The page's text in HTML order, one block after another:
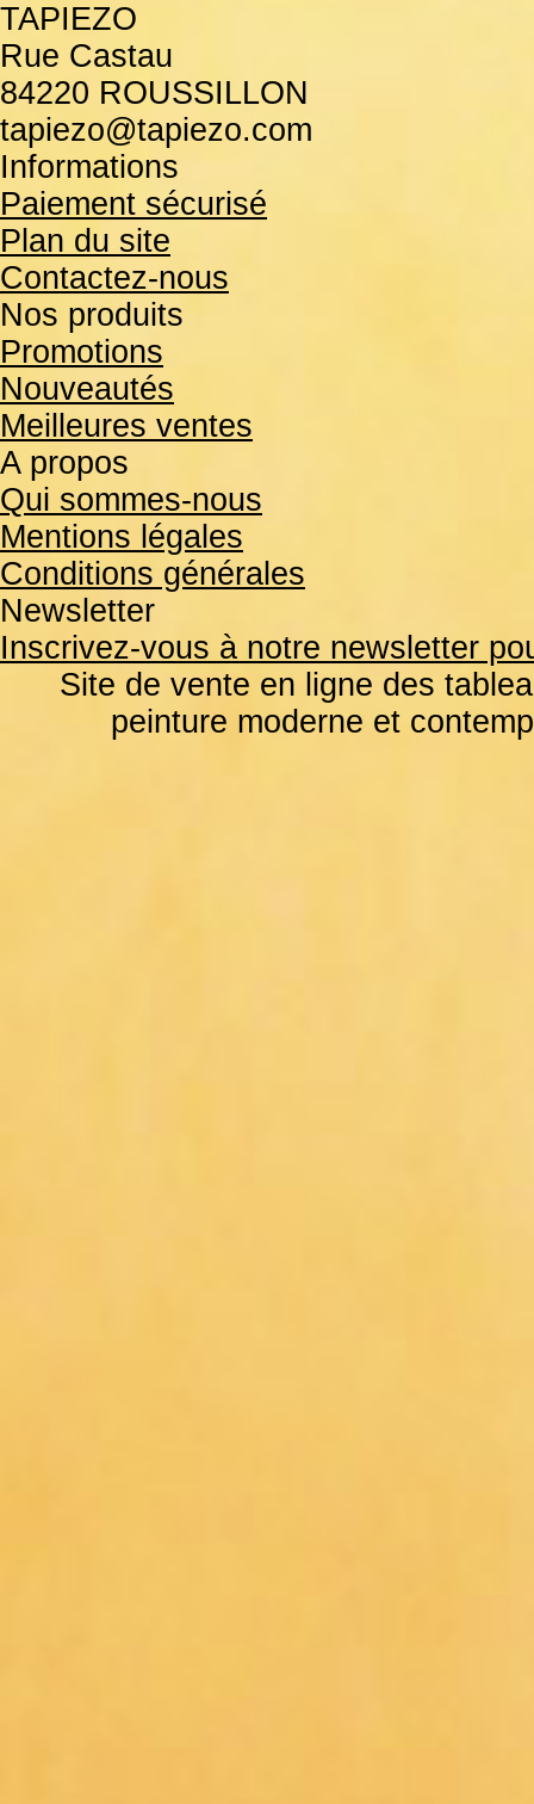
TAPIEZO
Rue Castau
84220 ROUSSILLON
tapiezo@tapiezo.com
Informations
Paiement sécurisé
Plan du site
Contactez-nous
Nos produits
Promotions
Nouveautés
Meilleures ventes
A propos
Qui sommes-nous
Mentions légales
Conditions générales
Newsletter
Inscrivez-vous à notre newsletter
Site de vente en ligne des
peinture moderne et